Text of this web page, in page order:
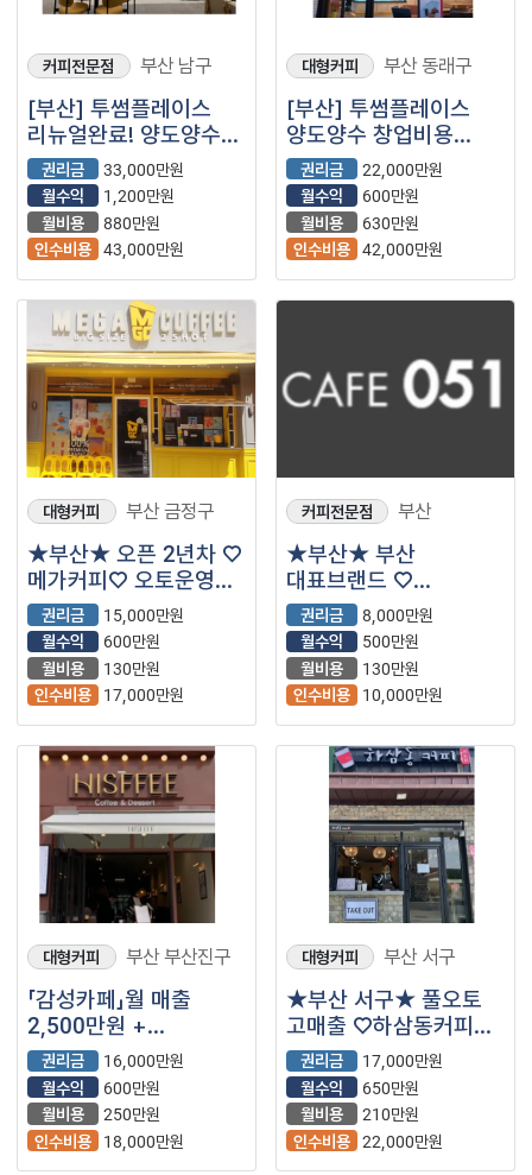
커피전문점 부산 남구
[부산] 투썸플레이스
리뉴얼완료! 양도양수
창업 매물 (프랜차이즈
대형카페)
권리금
33,000만원
월수익
1,200만원
월비용
880만원
인수비용 43,000만원
대형커피 부산 동래구
[부산] 투썸플레이스
양도양수 창업비용
권리금 수익 총정리
(카페/프랜차이즈/
대형카페/부산카페)
권리금
22,000만원
월수익
600만원
월비용
630만원
인수비용 42,000만원
대형커피 부산 금정구
★부산★ 오픈 2년차 ♡
메가커피♡ 오토운영
가능한 꿀매장 입니다.!!
권리금
15,000만원
월수익
600만원
월비용
130만원
인수비용
17,000만원
커피전문점 부산
★부산★ 부산
대표브랜드 ♡
카페051♡ 입니다.^^
권리금
8,000만원
월수익
500만원
월비용
130만원
인수비용
10,000만원
대형커피 부산 부산진구
「감성카페」월 매출
2,500만원 +
@【히스피커피】
권리금
16,000만원
월수익
600만원
월비용
250만원
인수비용
18,000만원
대형커피 부산 서구
★부산 서구★ 풀오토
고매출 ♡하삼동커피♡
입니다.^^
권리금
17,000만원
월수익
650만원
월비용
210만원
인수비용 22,000만원